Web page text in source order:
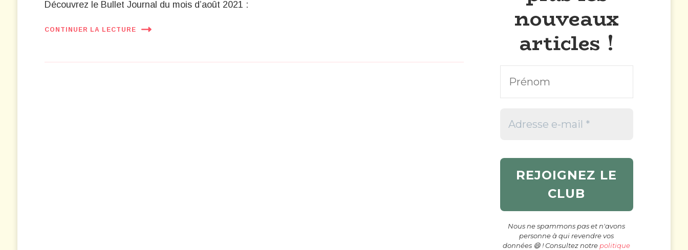
Découvrez le Bullet Journal du mois d’août 2021 :
CONTINUER LA LECTURE nouveaux
articles !
Nous ne spammons pas et n'avons
personne à qui revendre vos
données 😄 ! Consultez notre politique